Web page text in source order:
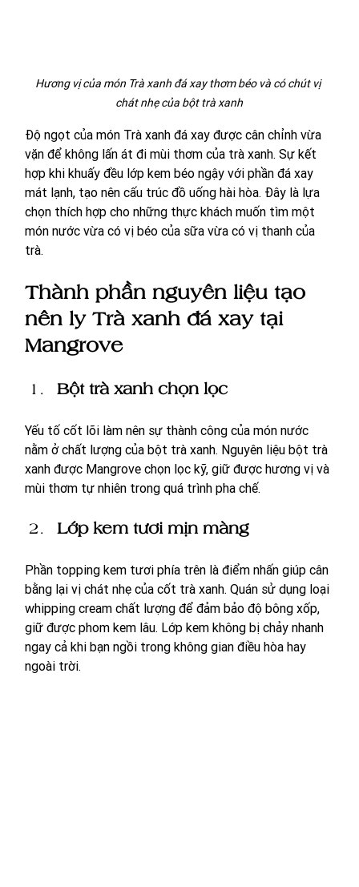
Hương vị của món Trà xanh đá xay thơm béo và có chút vị
chát nhẹ của bột trà xanh
Độ ngọt của món Trà xanh đá xay được cân chỉnh vừa
vặn để không lấn át đi mùi thơm của trà xanh. Sự kết
hợp khi khuấy đều lớp kem béo ngậy với phần đá xay
mát lạnh, tạo nên cấu trúc đồ uống hài hòa. Đây là lựa
chọn thích hợp cho những thực khách muốn tìm một
món nước vừa có vị béo của sữa vừa có vị thanh của
trà.
Thành phần nguyên liệu tạo
nên ly Trà xanh đá xay tại
Mangrove
Bột trà xanh chọn lọc
Yếu tố cốt lõi làm nên sự thành công của món nước
nằm ở chất lượng của bột trà xanh. Nguyên liệu bột trà
xanh được Mangrove chọn lọc kỹ, giữ được hương vị và
mùi thơm tự nhiên trong quá trình pha chế.
Lớp kem tươi mịn màng
Phần topping kem tươi phía trên là điểm nhấn giúp cân
bằng lại vị chát nhẹ của cốt trà xanh. Quán sử dụng loại
whipping cream chất lượng để đảm bảo độ bông xốp,
giữ được phom kem lâu. Lớp kem không bị chảy nhanh
ngay cả khi bạn ngồi trong không gian điều hòa hay
ngoài trời.